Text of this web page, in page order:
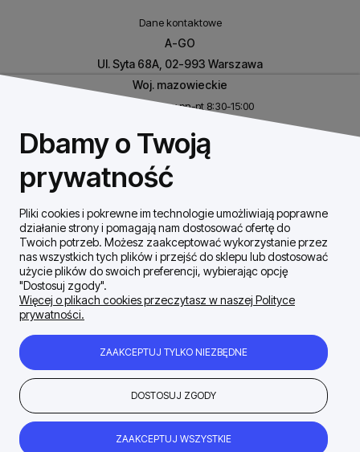
Dane kontaktowe
A-GO
Ul. Syta 68A, 02-993 Warszawa
Woj. mazowieckie
Biuro czynne w pn-pt 8:30-15:00
REGON: 146926170
Szybki Kontakt
Dostawa / płatności
Zakupy Regulamin
Firma
Dbamy o Twoją
prywatność
Pliki cookies i pokrewne im technologie umożliwiają poprawne
działanie strony i pomagają nam dostosować ofertę do
Twoich potrzeb. Możesz zaakceptować wykorzystanie przez
nas wszystkich tych plików i przejść do sklepu lub dostosować
użycie plików do swoich preferencji, wybierając opcję
"Dostosuj zgody".
Więcej o plikach cookies przeczytasz w naszej Polityce
prywatności.
ZAAKCEPTUJ TYLKO NIEZBĘDNE
DOSTOSUJ ZGODY
ZAAKCEPTUJ WSZYSTKIE